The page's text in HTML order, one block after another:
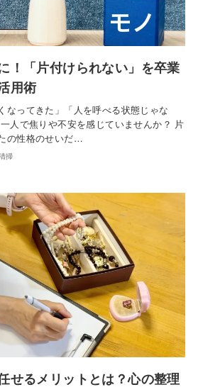
！「片付けられない」を卒業
用術
なってきた」「人を呼べる状態じゃな
人で焦りや不安を感じていませんか？ 片
の性格のせいだ…
掃
せるメリットとは？心の整理